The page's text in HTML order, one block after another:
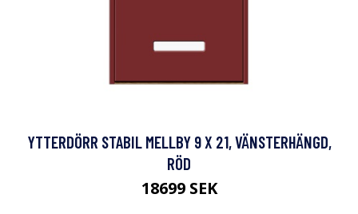
YTTERDÖRR STABIL MELLBY 9 X 21, VÄNSTERHÄNGD,
RÖD
18699 SEK